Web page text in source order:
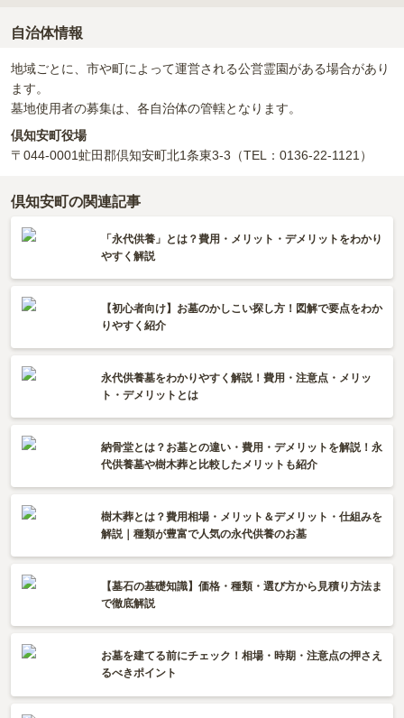
自治体情報
地域ごとに、市や町によって運営される公営霊園がある場合があり
ます。
墓地使用者の募集は、各自治体の管轄となります。
倶知安町役場
〒044-0001虻田郡倶知安町北1条東3-3 （TEL：0136-22-1121）
倶知安町の関連記事
「永代供養」とは？費用・メリット・デメリットをわかり
やすく解説
【初心者向け】お墓のかしこい探し方！図解で要点をわか
りやすく紹介
永代供養墓をわかりやすく解説！費用・注意点・メリッ
ト・デメリットとは
納骨堂とは？お墓との違い・費用・デメリットを解説！永
代供養墓や樹木葬と比較したメリットも紹介
樹木葬とは？費用相場・メリット＆デメリット・仕組みを
解説｜種類が豊富で人気の永代供養のお墓
【墓石の基礎知識】価格・種類・選び方から見積り方法ま
で徹底解説
お墓を建てる前にチェック！相場・時期・注意点の押さえ
るべきポイント